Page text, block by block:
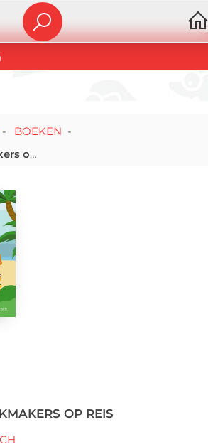
BOEKEN -
Vrolijke muziekmakers op reis
OP REIS